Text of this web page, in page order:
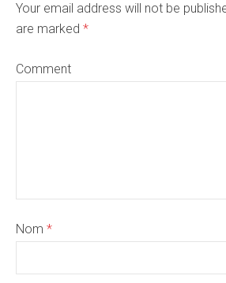
Your email address will not be
are marked *
Comment
Nom *